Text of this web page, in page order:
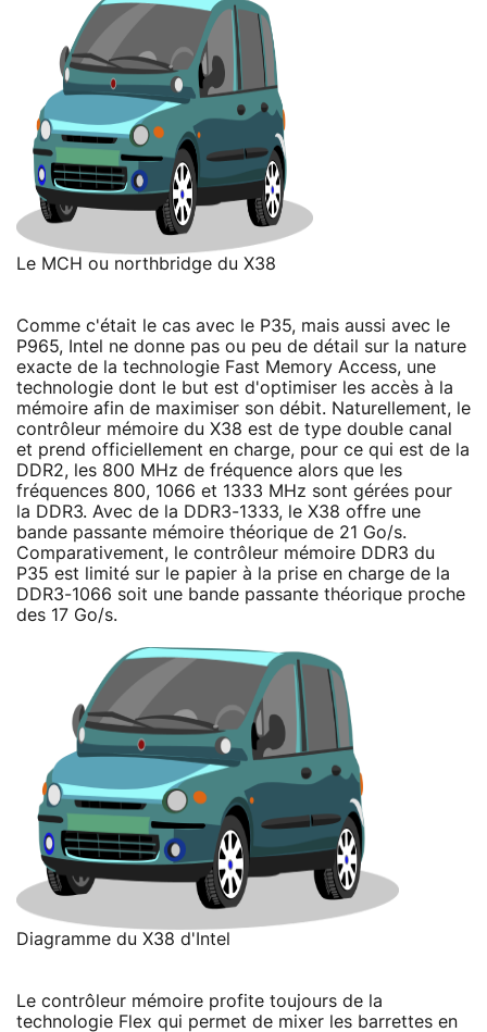
Le MCH ou northbridge du X38
Comme c'était le cas avec le P35, mais aussi avec le
P965, Intel ne donne pas ou peu de détail sur la nature
exacte de la technologie Fast Memory Access, une
technologie dont le but est d'optimiser les accès à la
mémoire afin de maximiser son débit. Naturellement, le
contrôleur mémoire du X38 est de type double canal
et prend officiellement en charge, pour ce qui est de la
DDR2, les 800 MHz de fréquence alors que les
fréquences 800, 1066 et 1333 MHz sont gérées pour
la DDR3. Avec de la DDR3-1333, le X38 offre une
bande passante mémoire théorique de 21 Go/s.
Comparativement, le contrôleur mémoire DDR3 du
P35 est limité sur le papier à la prise en charge de la
DDR3-1066 soit une bande passante théorique proche
des 17 Go/s.
Diagramme du X38 d'Intel
Le contrôleur mémoire profite toujours de la
technologie Flex qui permet de mixer les barrettes en